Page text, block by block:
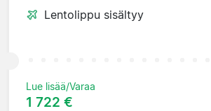
Lentolippu sisältyy
Lue lisää/Varaa
1 722 €